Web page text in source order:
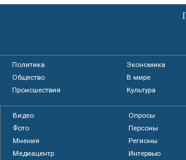
Политика
Экономика
Общество
В мире
Происшествия
Культура
Видео
Опросы
Фото
Персоны
Мнения
Регионы
Медиацентр
Интервью